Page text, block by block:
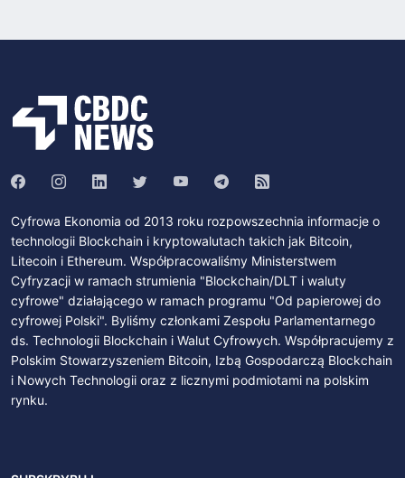
Cyfrowa Ekonomia od 2013 roku rozpowszechnia informacje o
technologii Blockchain i kryptowalutach takich jak Bitcoin,
Litecoin i Ethereum. Współpracowaliśmy Ministerstwem
Cyfryzacji w ramach strumienia "Blockchain/DLT i waluty
cyfrowe" działającego w ramach programu "Od papierowej do
cyfrowej Polski". Byliśmy członkami Zespołu Parlamentarnego
ds. Technologii Blockchain i Walut Cyfrowych. Współpracujemy z
Polskim Stowarzyszeniem Bitcoin, Izbą Gospodarczą Blockchain
i Nowych Technologii oraz z licznymi podmiotami na polskim
rynku.